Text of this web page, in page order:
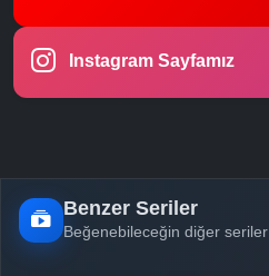
-Bölüm No: 23
Instagram Sayfamız
Benzer Seriler
Beğenebileceğin diğer seriler